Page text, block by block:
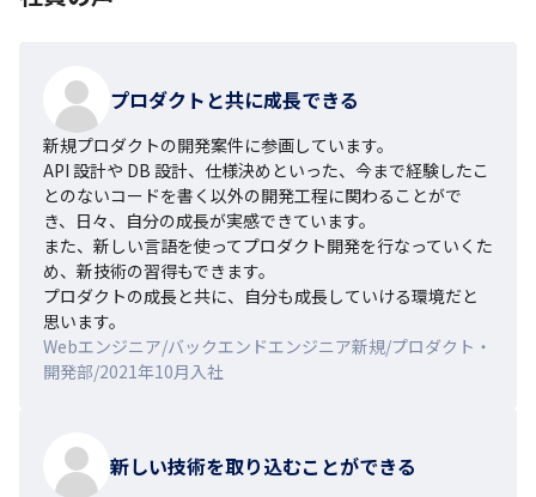
プロダクトと共に成長できる
新規プロダクトの開発案件に参画しています。
API 設計や DB 設計、仕様決めといった、今まで経験したこ
とのないコードを書く以外の開発工程に関わることがで
き、日々、自分の成長が実感できています。
また、新しい言語を使ってプロダクト開発を行なっていくた
め、新技術の習得もできます。
プロダクトの成長と共に、自分も成長していける環境だと
思います。
Webエンジニア/バックエンドエンジニア新規/プロダクト・
開発部/2021年10月入社
新しい技術を取り込むことができる